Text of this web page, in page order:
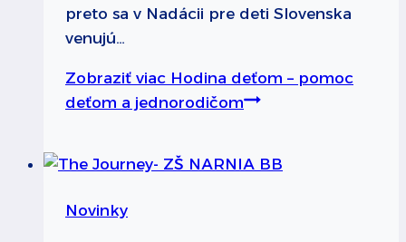
preto sa v Nadácii pre deti Slovenska
venujú…
Zobraziť viac Hodina deťom – pomoc
deťom a jednorodičom
Novinky